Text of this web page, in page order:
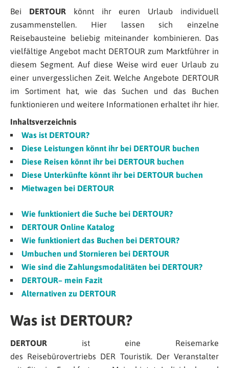
Bei DERTOURkönnt ihr euren Urlaub individuell
zusammenstellen. Hier lassen sich einzelne
Reisebausteine beliebig miteinander kombinieren. Das
vielfältige Angebot macht DERTOUR zum Marktführer in
diesem Segment. Auf diese Weise wird euer Urlaub zu
einer unvergesslichen Zeit. Welche Angebote DERTOUR
im Sortiment hat, wie das Suchen und das Buchen
funktionieren und weitere Informationen erhaltet ihr hier.
Inhaltsverzeichnis
Was ist DERTOUR?
Diese Leistungen könnt ihr bei DERTOUR buchen
Diese Reisen könnt ihr bei DERTOUR buchen
Diese Unterkünfte könnt ihr bei DERTOUR buchen
Mietwagen bei DERTOUR
Wie funktioniert die Suche bei DERTOUR?
DERTOUR Online Katalog
Wie funktioniert das Buchen bei DERTOUR?
Umbuchen und Stornieren bei DERTOUR
Wie sind die Zahlungsmodalitäten bei DERTOUR?
DERTOUR– mein Fazit
Alternativen zu DERTOUR
Was ist DERTOUR?
DERTOUR ist eine Reisemarke
des Reisebürovertriebs DER Touristik. Der Veranstalter